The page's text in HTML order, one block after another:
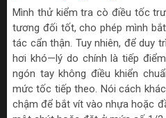
Mình thử kiểm tra cò điều tốc
tương đối tốt, cho phép mình
tác cẩn thận. Tuy nhiên, để duy
hơi khó—lý do chính là tiếp
ngón tay không điều khiển
mức tốc tiếp theo. Nói cách
chậm để bắt vít vào nhựa hoặc